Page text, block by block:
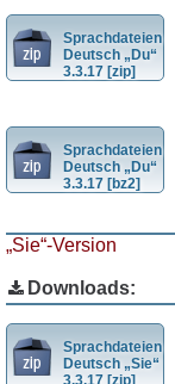
Sprachdateien
Deutsch „Du“
3.3.17 [zip]
Sprachdateien
Deutsch „Du“
3.3.17 [bz2]
„Sie“-Version
Downloads:
Sprachdateien
Deutsch „Sie“
3.3.17 [zip]